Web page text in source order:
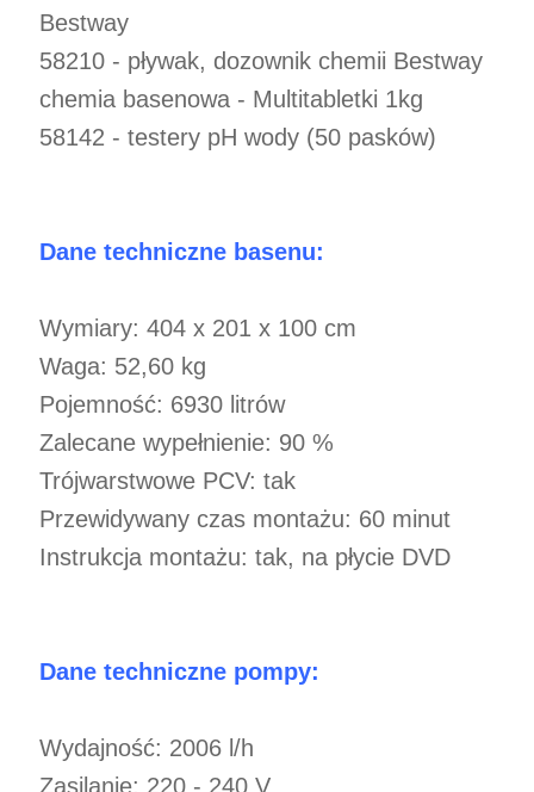
Bestway
58210 - pływak, dozownik chemii Bestway
chemia basenowa - Multitabletki 1kg
58142 - testery pH wody (50 pasków)
Dane techniczne basenu:
Wymiary: 404 x 201 x 100 cm
Waga: 52,60 kg
Pojemność: 6930 litrów
Zalecane wypełnienie: 90 %
Trójwarstwowe PCV: tak
Przewidywany czas montażu: 60 minut
Instrukcja montażu: tak, na płycie DVD
Dane techniczne pompy:
Wydajność: 2006 l/h
Zasilanie: 220 - 240 V